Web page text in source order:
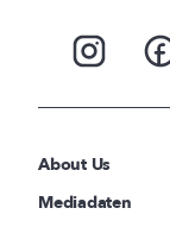
About Us
Mediadaten